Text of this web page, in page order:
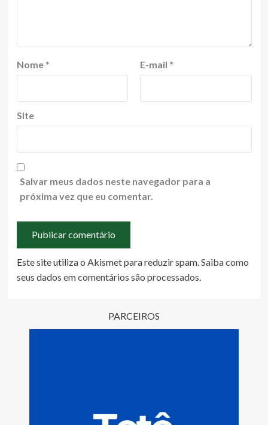
Nome * E-mail *
Site
Salvar meus dados neste navegador para a
próxima vez que eu comentar.
Este site utiliza o Akismet para reduzir spam. Saiba como
seus dados em comentários são processados
PARCEIROS